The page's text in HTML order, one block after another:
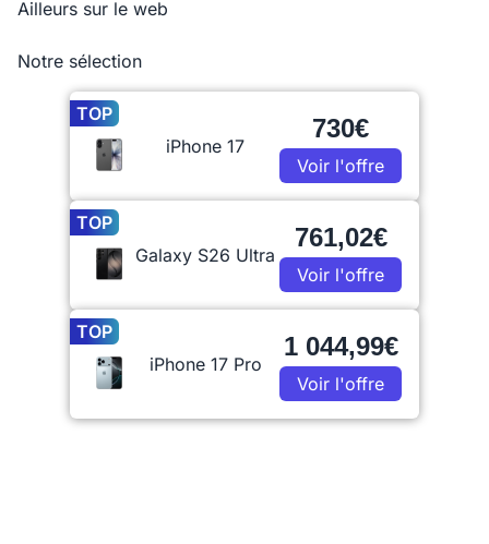
Ailleurs sur le web
Notre sélection
TOP
iPhone 17
730€
Voir l'offre
TOP
Galaxy S26 Ultra
761,02€
Voir l'offre
TOP
iPhone 17 Pro
1 044,99€
Voir l'offre